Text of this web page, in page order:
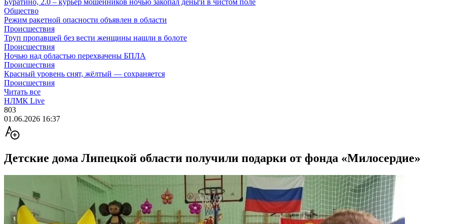
Буратино, 2.0 – курьер мошенников ночью закопал деньги в чистом поле
Общество
Режим ракетной опасности объявлен в области
Происшествия
Труп пропавшей без вести женщины нашли в болоте
Происшествия
Ночью над областью перехвачены БПЛА
Происшествия
Красный уровень снят, жёлтый — сохраняется
Происшествия
Читать все
НЛМК Live
803
01.06.2026 16:37
Детские дома Липецкой области получили подарки от фонда «Милосердие»